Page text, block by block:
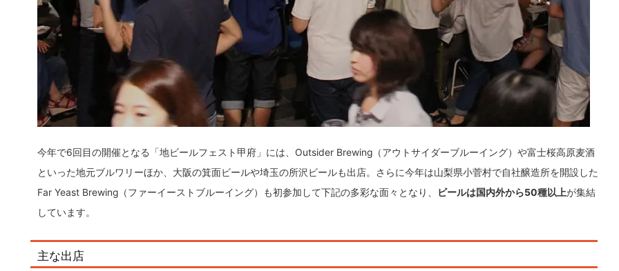
今年で6回目の開催となる「地ビールフェスト甲府」には、Outsider Brewing（アウトサイダーブルーイング）や富士桜高原麦酒
といった地元ブルワリーほか、大阪の箕面ビールや埼玉の所沢ビールも出店。さらに今年は山梨県小菅村で自社醸造所を開設した
Far Yeast Brewing（ファーイーストブルーイング）も初参加して下記の多彩な面々となり、
ビールは国内外から50種以上が集結
しています。
主な出店